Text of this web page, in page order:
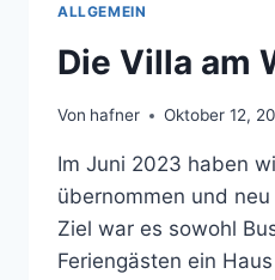
ALLGEMEIN
Die Villa am
Von hafner Oktober 12,
Im Juni 2023 haben
übernommen und
Ziel war es sowohl
Feriengästen ein